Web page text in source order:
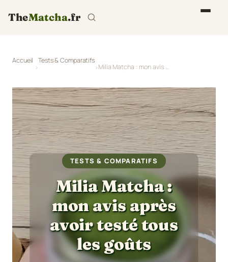
TheMatcha.fr
Accueil Tests & Comparatifs
Milia Matcha : mon avis après avoir testé tous les goûts
TESTS & COMPARATIFS
Milia Matcha :
mon avis après
avoir testé tous
les goûts